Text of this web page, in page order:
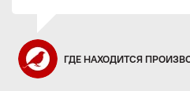
ГДЕ НАХОДИТСЯ